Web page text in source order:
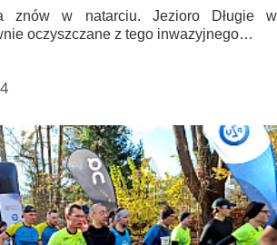
znów w natarciu. Jezioro Długie w
oczyszczane z tego inwazyjnego…